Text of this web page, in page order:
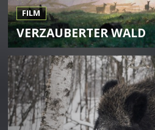
FILM
VERZAUBERTER WALD